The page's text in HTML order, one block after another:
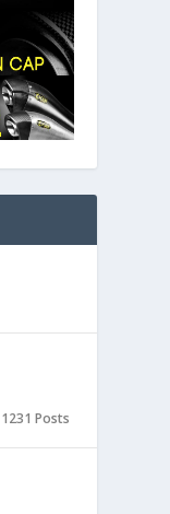
1231 Posts